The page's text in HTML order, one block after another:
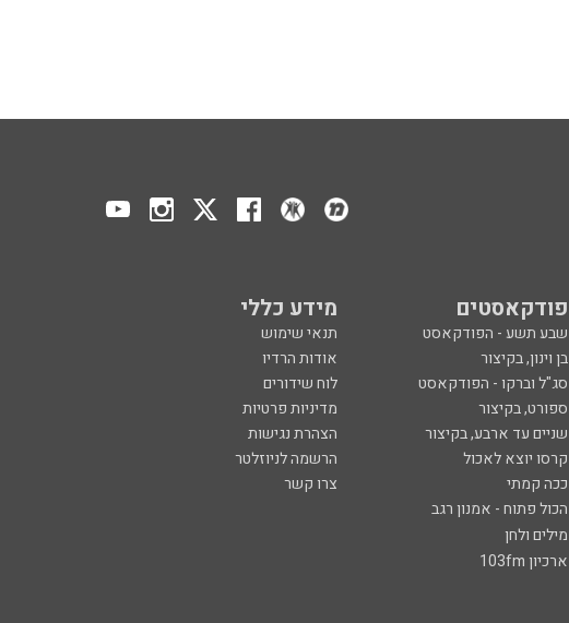
פודקאסטים מידע כללי
שבע תשע - הפודקאסט
תנאי שימוש
בן וינון, בקיצור
אודות הרדיו
סג"ל וברקו - הפודקאסט
לוח שידורים
ספורט, בקיצור
מדיניות פרטיות
שניים עד ארבע, בקיצור
הצהרת נגישות
קרסו יוצא לאכול
הרשמה לניוזלטר
ככה קמתי
צרו קשר
הכול פתוח - אמנון רגב
מילים ולחן
ארכיון 103fm